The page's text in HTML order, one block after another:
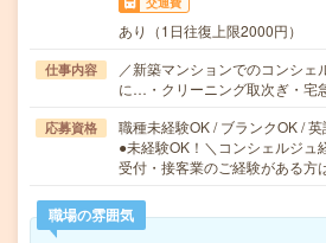
あり（1日往復上限2000円）
仕事内容
／新築マンションでのコンシ
に…・クリーニング取次ぎ・宅
応募資格
職種未経験OK / ブランクOK /
●未経験OK！＼コンシェルジ
受付・接客業のご経験がある
職場の雰囲気